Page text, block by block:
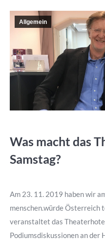
Allgemein
Was macht das
Samstag?
Am 23. 11. 2019 haben wir
menschen.würde Österreich
veranstaltet das
Podiumsdiskussionen an der